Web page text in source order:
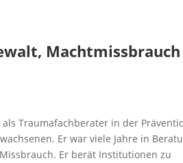
Traumafachberater in der
Er war viele Jahre in
Er berät Institutionen zu